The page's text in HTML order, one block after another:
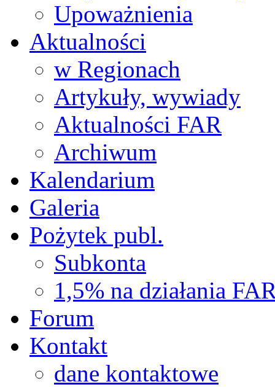
Upoważnienia
Aktualności
w Regionach
Artykuły, wywiady
Aktualności FAR
Archiwum
Kalendarium
Galeria
Pożytek publ.
Subkonta
1,5% na działania
Forum
Kontakt
dane kontaktowe